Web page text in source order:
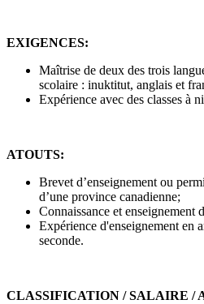
EXIGENCES:
Maîtrise de deux des trois
scolaire : inuktitut, anglais et
Expérience avec des classes à
ATOUTS:
Brevet d’enseignement ou
d’une province canadienne;
Connaissance et enseignement
Expérience d'enseignement en
seconde.
CLASSIFICATION / SALAIRE /